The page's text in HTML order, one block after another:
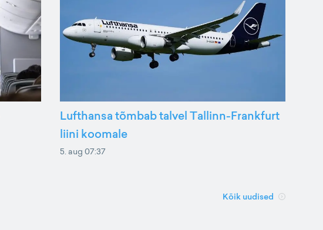
Lufthansa tõmbab talvel Tallinn-Frankfurt
liini koomale
5. aug 07:37
Kõik uudised